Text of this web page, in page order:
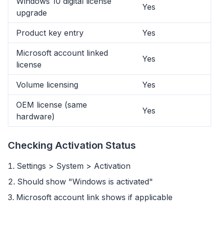
upgrade
Yes
Product key entry Yes
Microsoft account linked
license
Yes
Volume licensing Yes
OEM license (same
hardware)
Yes
Checking Activation Status
Settings > System > Activation
Should show "Windows is activated"
Microsoft account link shows if applicable
flyoobe
BrowserOptimizer